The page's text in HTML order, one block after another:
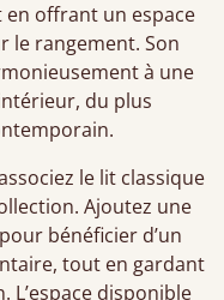
en offrant un espace
le rangement. Son
à une
du plus
le lit classique
Ajoutez une
bénéficier d’un
tout en gardant
L’espace disponible